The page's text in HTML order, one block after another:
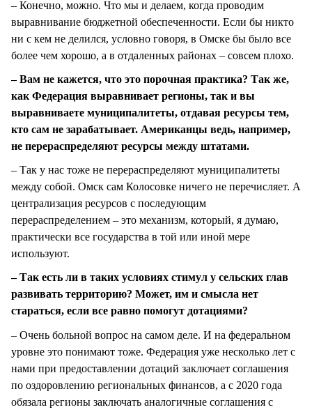
– Конечно, можно. Что мы и делаем, когда проводим
выравнивание бюджетной обеспеченности. Если бы никто
ни с кем не делился, условно говоря, в Омске бы было все
более чем хорошо, а в отдаленных районах – совсем плохо.
– Вам не кажется, что это порочная практика? Так же,
как Федерация выравнивает регионы, так и вы
выравниваете муниципалитеты, отдавая ресурсы тем,
кто сам не зарабатывает. Американцы ведь, например,
не перераспределяют ресурсы между штатами.
– Так у нас тоже не перераспределяют муниципалитеты
между собой. Омск сам Колосовке ничего не перечисляет. А
централизация ресурсов с последующим
перераспределением – это механизм, который, я думаю,
практически все государства в той или иной мере
используют.
– Так есть ли в таких условиях стимул у сельских глав
развивать территорию? Может, им и смысла нет
стараться, если все равно помогут дотациями?
– Очень больной вопрос на самом деле. И на федеральном
уровне это понимают тоже. Федерация уже несколько лет с
нами при предоставлении дотаций заключает соглашения
по оздоровлению региональных финансов, а с 2020 года
обязала регионы заключать аналогичные соглашения с